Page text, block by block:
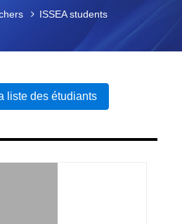
ISSEA students
liste des étudiants